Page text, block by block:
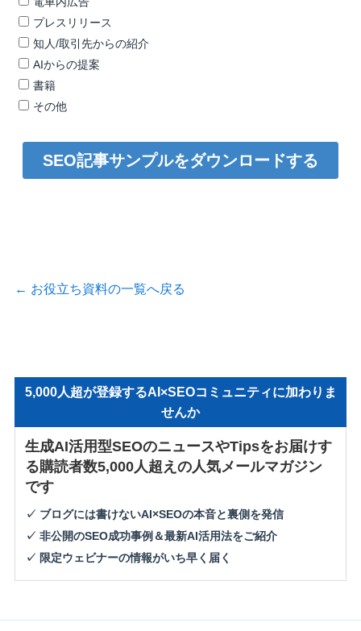
← お役立ち資料の一覧へ戻る
5,000人超が登録するAI×SEOコミュニティに加わりま
せんか
生成AI活用型SEOのニュースやTipsをお届けす
る購読者数5,000人超えの人気メールマガジン
です
✓ ブログには書けないAI×SEOの本音と裏側を発信
✓ 非公開のSEO成功事例＆最新AI活用法をご紹介
✓ 限定ウェビナーの情報がいち早く届く